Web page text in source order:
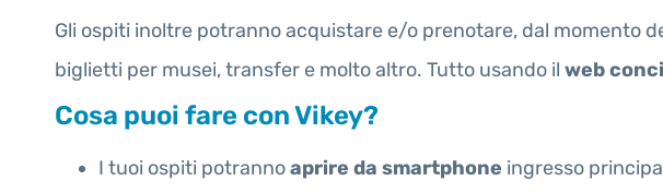
Gli ospiti inoltre potranno acquistare e/o prenotare, dal momento
biglietti per musei, transfer e molto altro. Tutto usando il web
Cosa puoi fare con Vikey?
I tuoi ospiti potrannoaprire da smartphone ingresso